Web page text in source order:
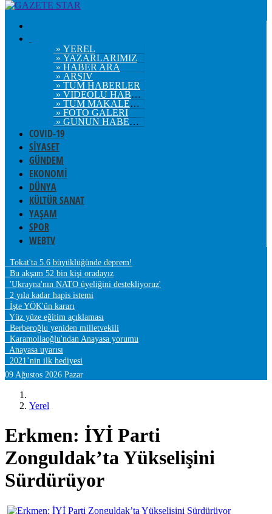
» YEREL
» YAZARLARIMIZ
» HABER ARA
» ARŞİV
» TÜM HABERLER
» VİDEOLU HABERLER
» TÜM MAKALELER
» FOTO GALERİ
» GÜNÜN HABERLERİ
COVID-19
SİYASET
GÜNDEM
EKONOMİ
DÜNYA
KÜLTÜR SANAT
YAŞAM
SPOR
WEBTV
Tokat'ta 5.6 büyüklüğünde deprem!
Bu akşam 52 bin kişi oradayız
'Ukrayna'nın NATO üyeliğini destekliyoruz'
2 yıla kadar hapis istemi
İşte YÖK'ün kararı
Yüz yüze eğitim açıklaması
Berberoğlu yeniden milletvekili
Karamollaoğlu'ndan Anayasa yorumu
Anayasa uyarısı
2021’nin ilk hediyesi
09 Ağustos 2026 Pazar
Yerel
Erkmen: İYİ Parti
Zonguldak’ta Yükselişini
Sürdürüyor